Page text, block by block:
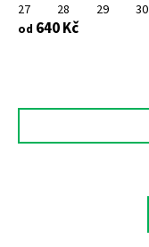
27
28 29 30
od 640 Kč